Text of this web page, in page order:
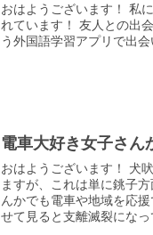
おはようございます！ 私にはありがたいことにいくつかの友人に恵ま
れています！ 友人との出会いはHelloTalk 彼との出会いはHellotalkとい
電車大好き女子さん
おはようございます！ 犬吠埼の駅 割と前置きなく画像が挿入されてい
ますが、これは単に銚子
んかでも電車や地域を応
せて見ると支離滅裂になっ